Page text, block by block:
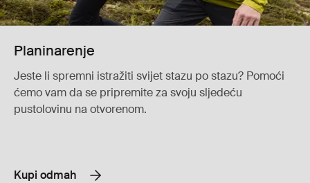
Planinarenje
Jeste li spremni istražiti svijet stazu po stazu? Pomoći
ćemo vam da se pripremite za svoju sljedeću
pustolovinu na otvorenom.
Kupi odmah